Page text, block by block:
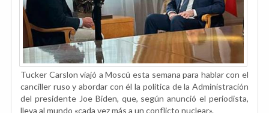
Tucker Carslon viajó a Moscú esta semana para hablar con el
canciller ruso y abordar con él la política de la Administración
del presidente Joe Biden, que, según anunció el periodista,
lleva al mundo «cada vez más a un conflicto nuclear».